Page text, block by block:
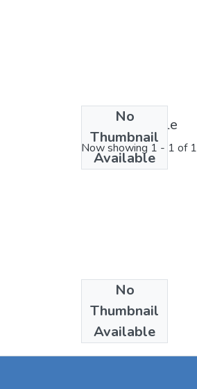
No
Thumbnail
Available
License bundle
Now showing 1 - 1 of 1
No
Thumbnail
Available
Collections
Articles